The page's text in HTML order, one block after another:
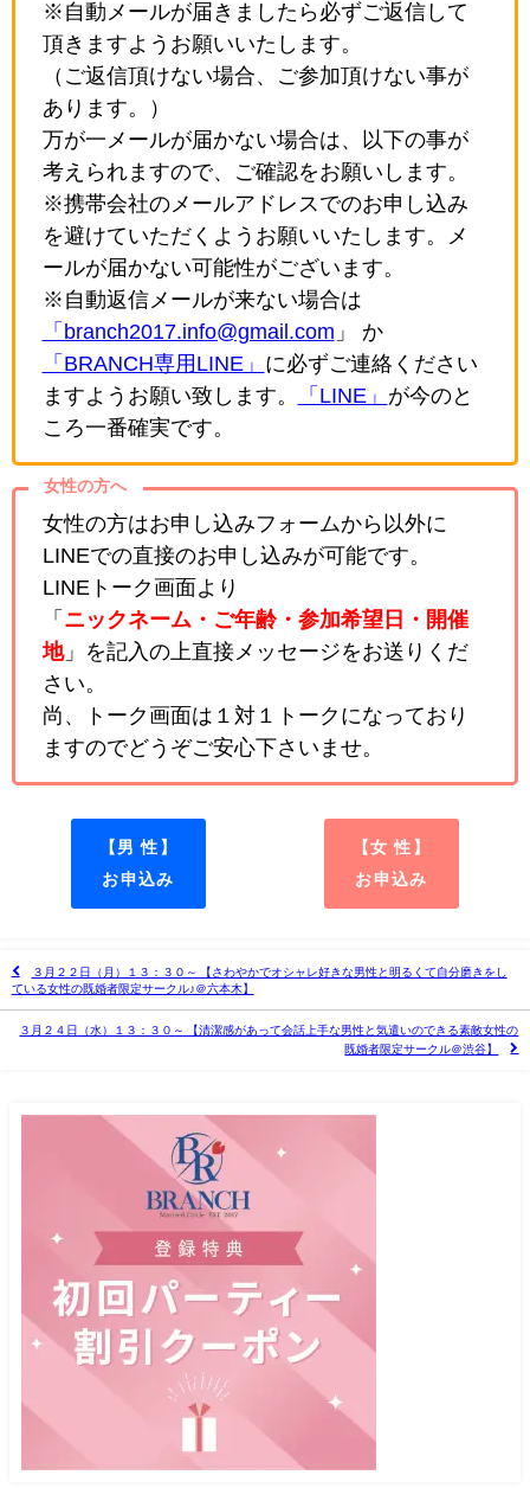
※自動メールが届きましたら必ずご返信して
頂きますようお願いいたします。
（ご返信頂けない場合、ご参加頂けない事が
あります。）
万が一メールが届かない場合は、以下の事が
考えられますので、ご確認をお願いします。
※携帯会社のメールアドレスでのお申し込み
を避けていただくようお願いいたします。メ
ールが届かない可能性がございます。
※自動返信メールが来ない場合は
「branch2017.info@gmail.com 」 か
「BRANCH専用LINE」 に必ずご連絡ください
ますようお願い致します。
「LINE」 が今のと
ころ一番確実です。
女性の方へ
女性の方はお申し込みフォームから以外に
LINEでの直接のお申し込みが可能です。
LINEトーク画面より
「 ニックネーム・ご年齢・参加希望日・開催
地」を記入の上直接メッセージをお送りくだ
さい。
尚、トーク画面は１対１トークになっており
ますのでどうぞご安心下さいませ。
【男 性】
お申込み
【女 性】
お申込み
３月２２日（月）１３：３０～ 【さわやかでオシャレ好きな男性と明るくて自分磨きをし
ている女性の既婚者限定サークル♪＠六本木】
３月２４日（水）１３：３０～ 【清潔感があって会話上手な男性と気遣いのできる素敵女性の
既婚者限定サークル＠渋谷】